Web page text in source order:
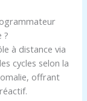
?
à distance via
cycles selon la
offrant